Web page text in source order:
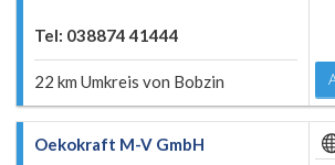
Tel: 038874 41444
22 km Umkreis von Bobzin
Oekokraft M-V GmbH